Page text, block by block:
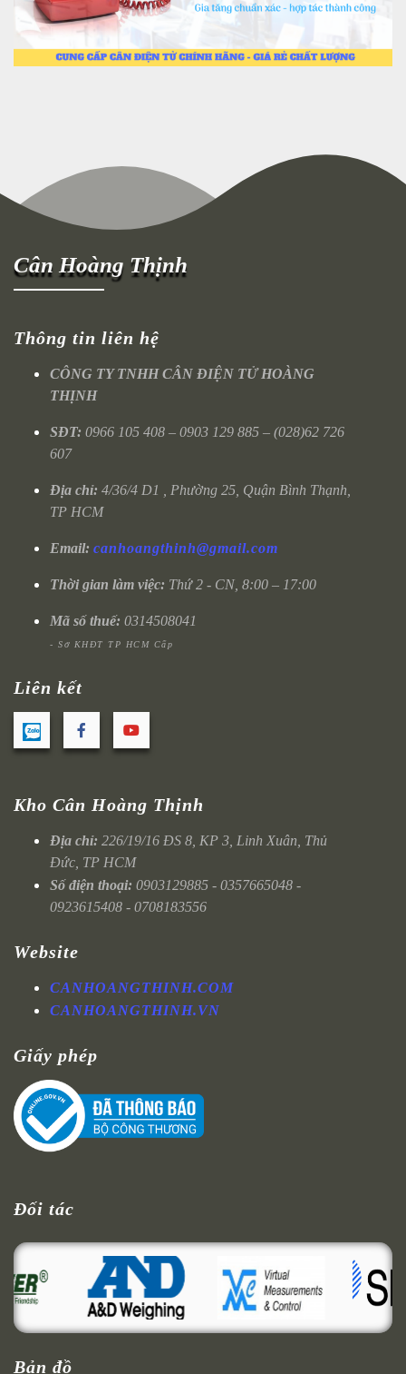
Cân Hoàng Thịnh
Thông tin liên hệ
CÔNG TY TNHH CÂN ĐIỆN TỬ HOÀNG
THỊNH
SĐT: 0966 105 408 – 0903 129 885 – (028)62 726
607
Địa chỉ: 4/36/4 D1 , Phường 25, Quận Bình Thạnh,
TP HCM
Email: canhoangthinh@gmail.com
Thời gian làm việc: Thứ 2 - CN, 8:00 – 17:00
Mã số thuế: 0314508041
- Sở KHĐT TP HCM Cấp
Liên kết
Kho Cân Hoàng Thịnh
Địa chỉ: 226/19/16 ĐS 8, KP 3, Linh Xuân, Thủ
Đức, TP HCM
Số điện thoại: 0903129885 - 0357665048 -
0923615408 - 0708183556
Website
CANHOANGTHINH.COM
CANHOANGTHINH.VN
Giấy phép
Đối tác
Bản đồ